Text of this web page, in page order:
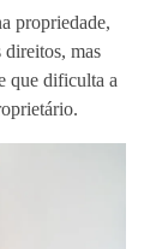
propriedade,
direitos, mas
que dificulta a